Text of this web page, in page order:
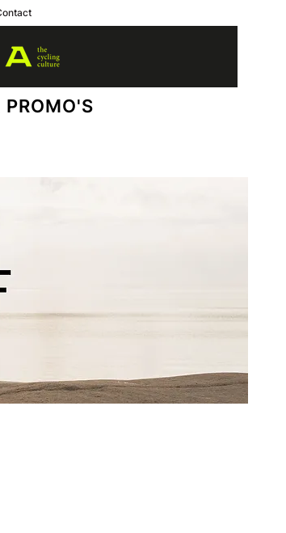
PROMO'S